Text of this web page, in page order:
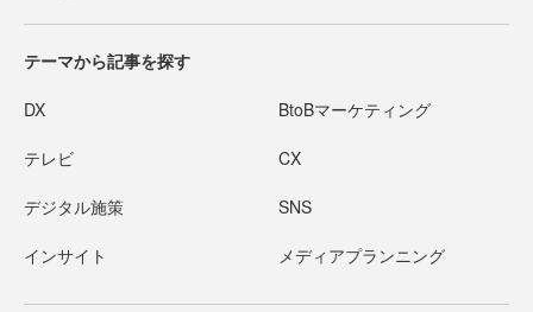
テーマから記事を探す
DX BtoBマーケティング
テレビ CX
デジタル施策 SNS
インサイト メディアプランニング